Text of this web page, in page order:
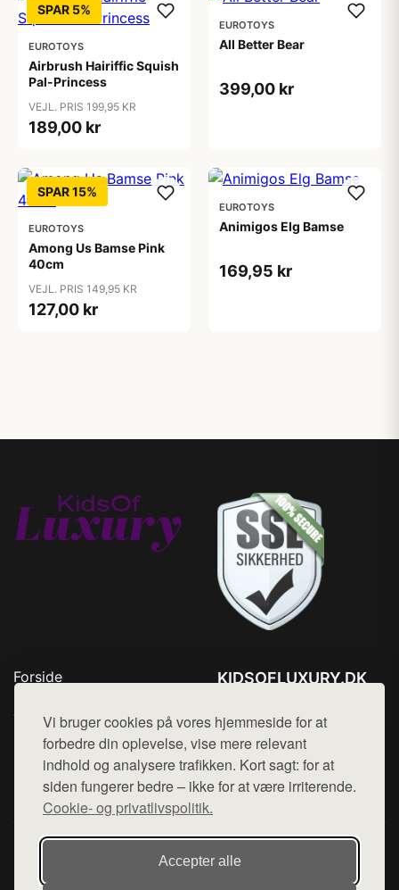
Vi bruger cookies på vores hjemmeside for at
forbedre din oplevelse, vise mere relevant
indhold og analysere trafikken. Kort sagt: for at
siden fungerer bedre – ikke for at være irriterende.
Cookie- og privatlivspolitik.
Accepter alle
SPAR 5%
EUROTOYS
Airbrush Hairiffic Squish
Pal-Princess
VEJL. PRIS 199,95 KR
189,00 kr
EUROTOYS
All Better Bear
399,00 kr
SPAR 15%
EUROTOYS
Among Us Bamse Pink
40cm
VEJL. PRIS 149,95 KR
127,00 kr
EUROTOYS
Animigos Elg Bamse
169,95 kr
Forside
Top Rabatter
Kontakt
KIDSOFLUXURY.DK
Mail: hej@want.dk
Cookie- og privatlivspolitik
Denne side er en del af want.dk, der udgiver en række
hjemmesider med præsentation af forskellige produkter fra